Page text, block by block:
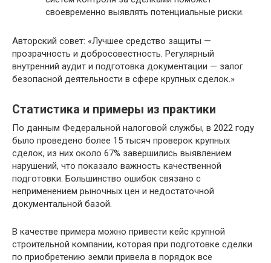
своевременно выявлять потенциальные риски.
Авторский совет: «Лучшее средство защиты —
прозрачность и добросовестность. Регулярный
внутренний аудит и подготовка документации — залог
безопасной деятельности в сфере крупных сделок.»
Статистика и примеры из практики
По данным Федеральной налоговой службы, в 2022 году
было проведено более 15 тысяч проверок крупных
сделок, из них около 67% завершились выявлением
нарушений, что показало важность качественной
подготовки. Большинство ошибок связано с
неприменением рыночных цен и недостаточной
документальной базой.
В качестве примера можно привести кейс крупной
строительной компании, которая при подготовке сделки
по приобретению земли привела в порядок все